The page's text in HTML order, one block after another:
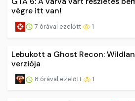
végre itt van!
7 órával ezelőtt 1
Lebukott a Ghost Recon:
verziója
8 órával ezelőtt 1